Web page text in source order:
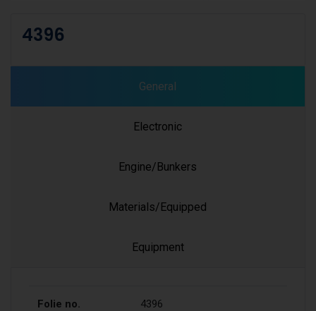
4396
General
Electronic
Engine/Bunkers
Materials/Equipped
Equipment
Folie no. 4396